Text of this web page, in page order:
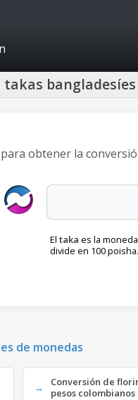
bangladesíes
obtener la
El taka es la
divide en 100 poisha.
de monedas
Conversión de
pesos colombianos